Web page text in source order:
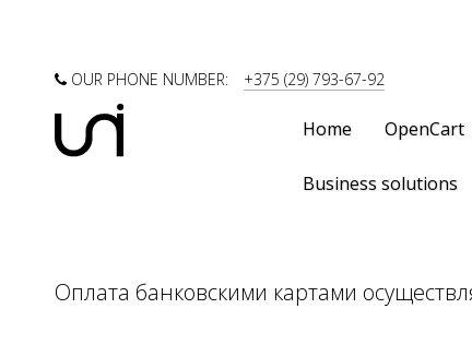
OUR PHONE NUMBER: +375 (29) 793-67-92
Home OpenCart
Business solutions
Оплата банковскими картами